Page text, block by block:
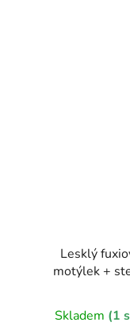
Lesklý
motýlek +
Skladem (1